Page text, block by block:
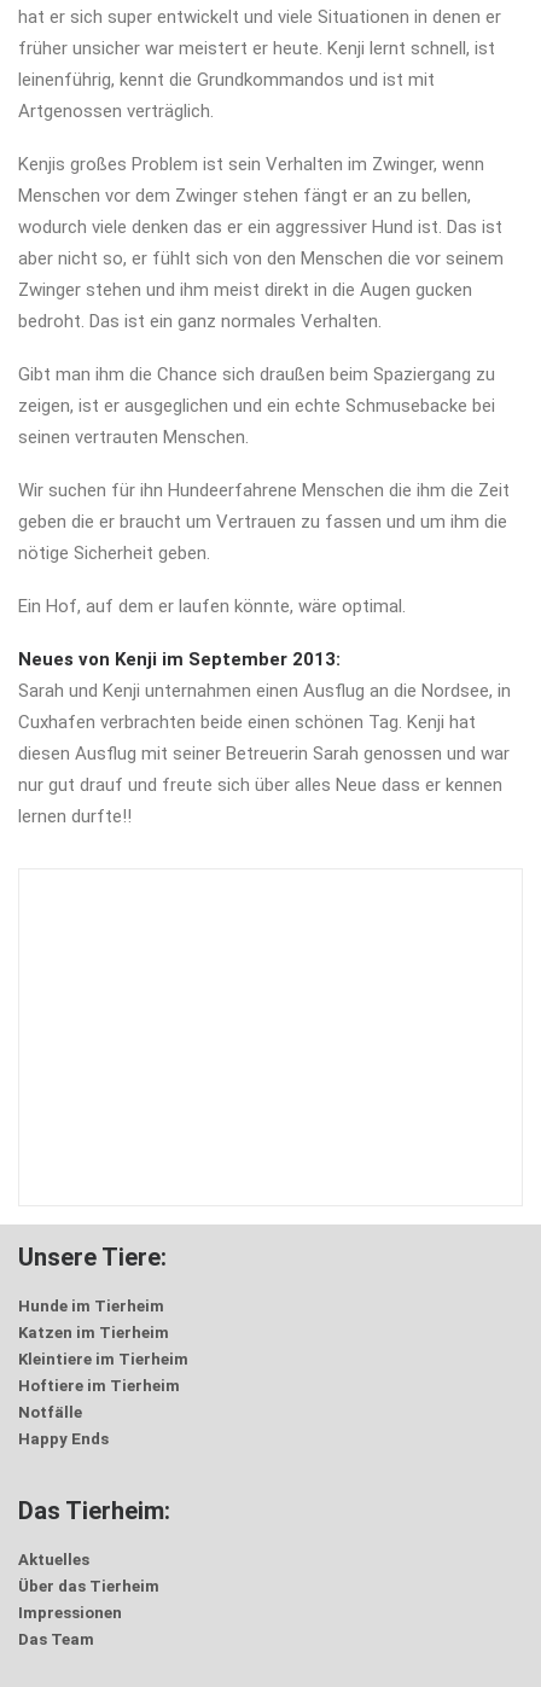
hat er sich super entwickelt und viele Situationen in denen er
früher unsicher war meistert er heute. Kenji lernt schnell, ist
leinenführig, kennt die Grundkommandos und ist mit
Artgenossen verträglich.
Kenjis großes Problem ist sein Verhalten im Zwinger, wenn
Menschen vor dem Zwinger stehen fängt er an zu bellen,
wodurch viele denken das er ein aggressiver Hund ist. Das ist
aber nicht so, er fühlt sich von den Menschen die vor seinem
Zwinger stehen und ihm meist direkt in die Augen gucken
bedroht. Das ist ein ganz normales Verhalten.
Gibt man ihm die Chance sich draußen beim Spaziergang zu
zeigen, ist er ausgeglichen und ein echte Schmusebacke bei
seinen vertrauten Menschen.
Wir suchen für ihn Hundeerfahrene Menschen die ihm die Zeit
geben die er braucht um Vertrauen zu fassen und um ihm die
nötige Sicherheit geben.
Ein Hof, auf dem er laufen könnte, wäre optimal.
Neues von Kenji im September 2013:
Sarah und Kenji unternahmen einen Ausflug an die Nordsee, in
Cuxhafen verbrachten beide einen schönen Tag. Kenji hat
diesen Ausflug mit seiner Betreuerin Sarah genossen und war
nur gut drauf und freute sich über alles Neue dass er kennen
lernen durfte!!
Unsere Tiere:
Hunde im Tierheim
Katzen im Tierheim
Kleintiere im Tierheim
Hoftiere im Tierheim
Notfälle
Happy Ends
Das Tierheim:
Aktuelles
Über das Tierheim
Impressionen
Das Team